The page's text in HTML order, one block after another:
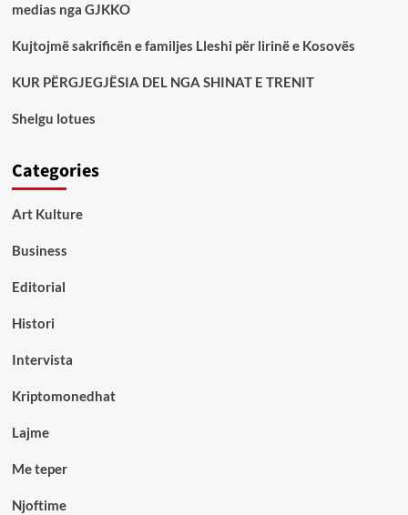
medias nga GJKKO
Kujtojmë sakrificën e familjes Lleshi për lirinë e Kosovës
KUR PËRGJEGJËSIA DEL NGA SHINAT E TRENIT
Shelgu lotues
Categories
Art Kulture
Business
Editorial
Histori
Intervista
Kriptomonedhat
Lajme
Me teper
Njoftime